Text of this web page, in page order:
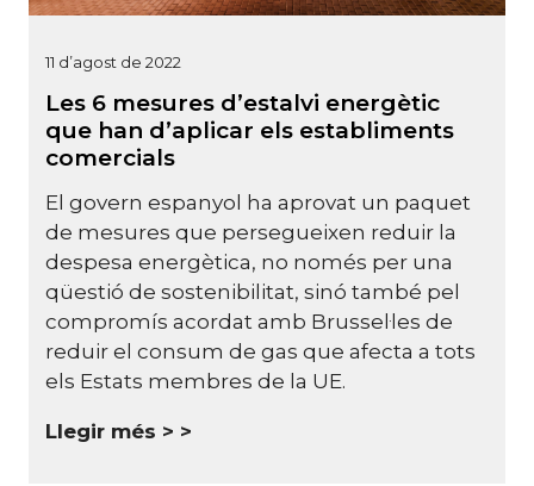
11 d’agost de 2022
Les 6 mesures d’estalvi energètic
que han d’aplicar els establiments
comercials
El govern espanyol ha aprovat un paquet
de mesures que persegueixen reduir la
despesa energètica, no només per una
qüestió de sostenibilitat, sinó també pel
compromís acordat amb Brussel·les de
reduir el consum de gas que afecta a tots
els Estats membres de la UE.
Llegir més >